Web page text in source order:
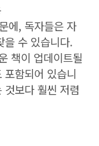
에, 독자들은 자
을 수 있습니다.
책이 업데이트될
함되어 있습니
것보다 훨씬 저렴